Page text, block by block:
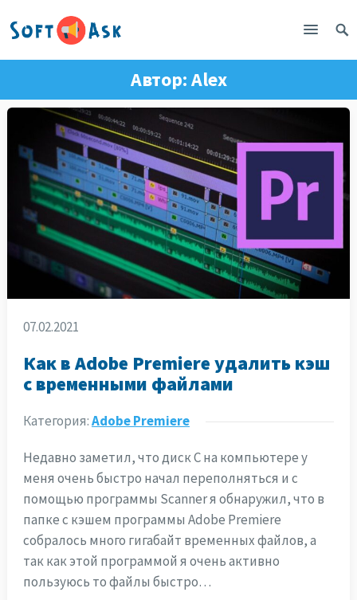
Автор: Alex
07.02.2021
Как в Adobe Premiere удалить кэш
с временными файлами
Категория:Adobe Premiere
Недавно заметил, что диск С на компьютере у
меня очень быстро начал переполняться и с
помощью программы Scanner я обнаружил, что в
папке с кэшем программы Adobe Premiere
собралось много гигабайт временных файлов, а
так как этой программой я очень активно
пользуюсь то файлы быстро…